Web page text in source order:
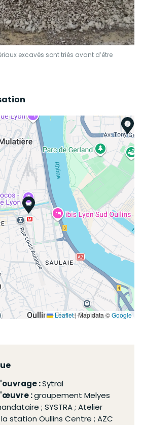
excavés sont triés avant d’être
Leaflet|Map data ©Google
:Sytral
:groupement Melyes
; SYSTRA ; Atelier
station Oullins Centre ; AZC